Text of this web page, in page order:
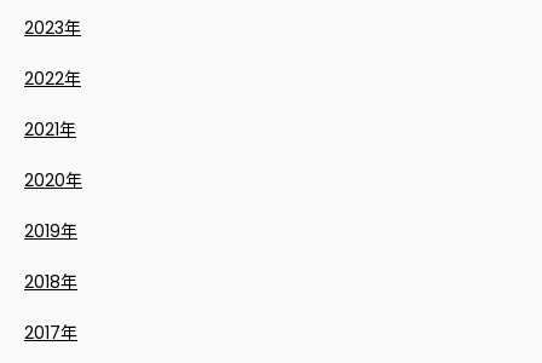
2023年
2022年
2021年
2020年
2019年
2018年
2017年